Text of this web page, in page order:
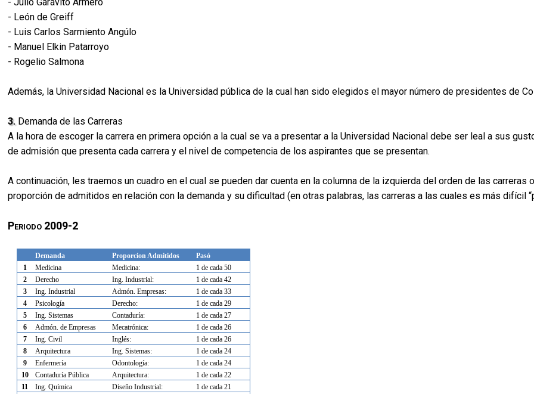
- León de Greiff
- Luis Carlos Sarmiento Angúlo
- Manuel Elkin Patarroyo
- Rogelio Salmona
Además, la Universidad Nacional es la Universidad pública de la cual han sido elegidos el mayor número de presidentes de
3. Demanda de las Carreras
A la hora de escoger la carrera en primera opción a la cual se va a presentar a la Universidad Nacional debe ser leal a sus
de admisión que presenta cada carrera y el nivel de competencia de los aspirantes que se presentan.
A continuación, les traemos un cuadro en el cual se pueden dar cuenta en la columna de la izquierda del orden de las
proporción de admitidos en relación con la demanda y su dificultad (en otras palabras, las carreras a las cuales es más difícil
Periodo 2009-2
Demanda ProporcionAdmitidos
Pasó
1
Medicina Medicina:
1 de cada 50
2
Derecho Ing. Industrial:
1 de cada 42
3
Ing. Industrial Admón. Empresas:
1 de cada 33
4
Psicología Derecho:
1 de cada 29
5
Ing. Sistemas Contaduría:
1 de cada 27
6
Admón. de Empresas Mecatrónica:
1 de cada 26
7
Ing. Civil Inglés:
1 de cada 26
8
Arquitectura Ing. Sistemas:
1 de cada 24
9
Enfermería Odontología:
1 de cada 24
10
Contaduría Pública Arquitectura:
1 de cada 22
11
Ing. Química Diseño Industrial:
1 de cada 21